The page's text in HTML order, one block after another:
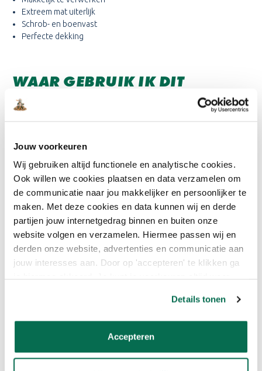
Jouw voorkeuren
Wij gebruiken altijd functionele en analytische cookies.
Ook willen we cookies plaatsen en data verzamelen om
de communicatie naar jou makkelijker en persoonlijker te
maken. Met deze cookies en data kunnen wij en derde
partijen jouw internetgedrag binnen en buiten onze
website volgen en verzamelen. Hiermee passen wij en
derden onze website, advertenties en communicatie aan
jouw interesses aan. Door op 'accepteren' te klikken ga
Details tonen
Accepteren
Extreem mat uiterlijk
Schrob- en boenvast
Perfecte dekking
WAAR GEBRUIK IK DIT
PRODUCT VOOR?
prima op de (beschutte) buitenmuur aangebracht worden.
HOE BRENG IK DE VERF AAN?
Onbehandelde muur
Stap 1: Stof verwijderen met een borstel
Stap 2: Indien nodig ondergrond repareren
Stap 4: Aanbrengen van de eerste laag Koopmans Acrylmat Super
Muur voorzien van muurverf